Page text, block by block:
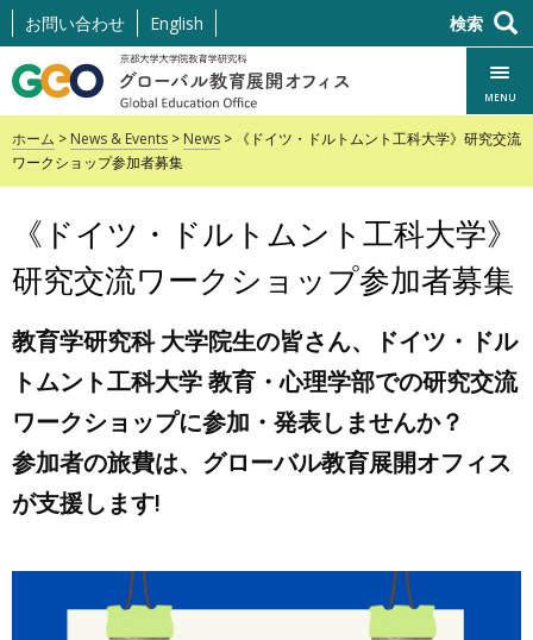
コ
ン
テ
ン
ト
キ
プ
お問い合わせ English 検索
MENU
ホーム > News & Events > News > 《ドイツ・ドルトムント工科大学》研究交流
ワークショップ参加者募集
《ドイツ・ドルトムント工科大学》
研究交流ワークショップ参加者募集
教育学研究科 大学院生の皆さん、ドイツ・ドル
トムント工科大学 教育・心理学部での研究交流
ワークショップに参加・発表しませんか？
参加者の旅費は、グローバル教育展開オフィス
が支援します!